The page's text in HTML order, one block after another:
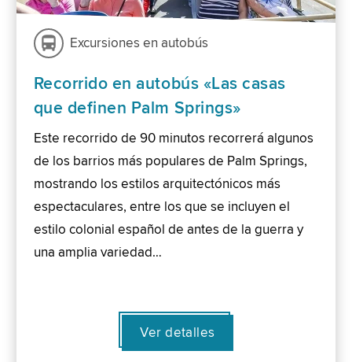
Excursiones en autobús
Recorrido en autobús «Las casas
que definen Palm Springs»
Este recorrido de 90 minutos recorrerá algunos
de los barrios más populares de Palm Springs,
mostrando los estilos arquitectónicos más
espectaculares, entre los que se incluyen el
estilo colonial español de antes de la guerra y
una amplia variedad…
Ver detalles